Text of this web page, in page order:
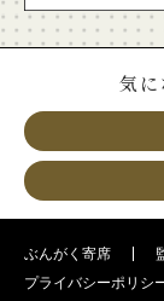
気
ぶんがく寄席
プライバシーポリシ